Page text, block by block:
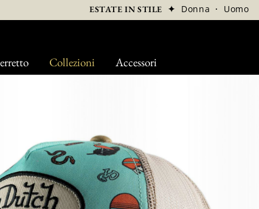
Collezioni Accessori
ESTATE IN STILE ✦ Donna · Uomo